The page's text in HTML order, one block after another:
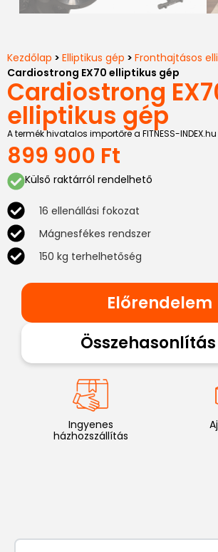
Kezdőlap > Elliptikus gép > Fronthajtásos
Cardiostrong EX70 elliptikus gép
Cardiostrong
elliptikus gép
A termék hivatalos importőre a FITNESS-INDEX.hu
899 900 Ft
Külső raktárról rendelhető
16 ellenállási fokozat
Mágnesfékes rendszer
150 kg terhelhetőség
Előrendelem
Összehasonlítás
Ingyenes
házhozszállítás